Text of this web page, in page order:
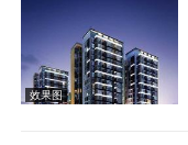
实景图